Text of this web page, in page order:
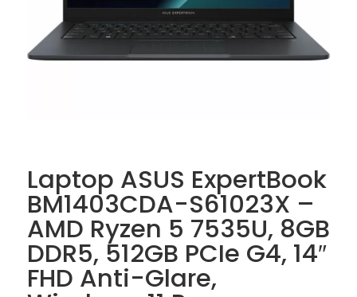
Laptop ASUS ExpertBook
BM1403CDA-S61023X –
AMD Ryzen 5 7535U, 8GB
DDR5, 512GB PCIe G4, 14″
FHD Anti-Glare,